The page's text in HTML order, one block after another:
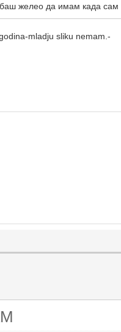
баш желео да имам када
mladju sliku nemam.-